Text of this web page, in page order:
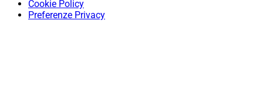
Cookie Policy
Preferenze Privacy